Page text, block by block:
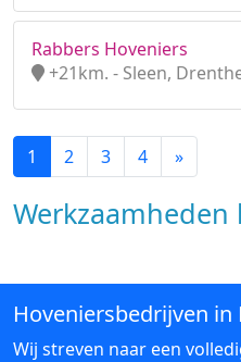
Rabbers Hoveniers
+21km. - Sleen,
1 2 3 4 »
Werkzaamheden
Hoveniersbedrijven in
Wij streven naar een